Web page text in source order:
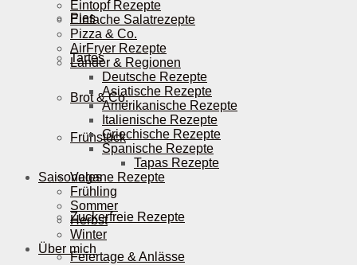
Pies
Tartes
Brot & Co.
Frühstück
Vegane Rezepte
Zuckerfreie Rezepte
Feiertage & Anlässe
Eintopf Rezepte
Einfache Salatrezepte
Pizza & Co.
AirFryer Rezepte
Länder & Regionen
Deutsche Rezepte
Asiatische Rezepte
Amerikanische Rezepte
Italienische Rezepte
Griechische Rezepte
Spanische Rezepte
Tapas Rezepte
Saisonales
Frühling
Sommer
Herbst
Winter
Über mich